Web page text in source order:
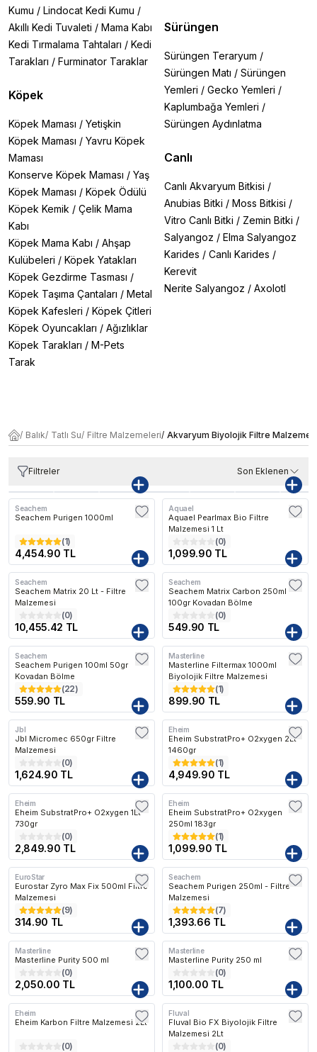
Kumu / Lindocat Kedi Kumu /
Akıllı Kedi Tuvaleti / Mama Kabı
Kedi Tırmalama Tahtaları / Kedi
Tarakları / Furminator Taraklar
Köpek
Köpek Maması / Yetişkin
Köpek Maması / Yavru Köpek
Maması
Konserve Köpek Maması / Yaş
Köpek Maması / Köpek Ödülü
Köpek Kemik / Çelik Mama
Kabı
Köpek Mama Kabı / Ahşap
Kulübeleri / Köpek Yatakları
Köpek Gezdirme Tasması /
Köpek Taşıma Çantaları / Metal
Köpek Kafesleri / Köpek Çitleri
Köpek Oyuncakları / Ağızlıklar
Köpek Tarakları / M-Pets
Tarak
Sürüngen
Sürüngen Teraryum /
Sürüngen Matı / Sürüngen
Yemleri / Gecko Yemleri /
Kaplumbağa Yemleri /
Sürüngen Aydınlatma
Canlı
Canlı Akvaryum Bitkisi /
Anubias Bitki / Moss Bitkisi /
Vitro Canlı Bitki / Zemin Bitki /
Salyangoz / Elma Salyangoz
Karides / Canlı Karides /
Kerevit
Nerite Salyangoz / Axolotl
/ Balık/ Tatlı Su/ Filtre Malzemeleri/ Akvaryum Biyolojik Filtre
Filtreler Son Eklenen
Kargo Bedava
Seachem
Seachem Purigen 1000ml
(1)
4,454.90 TL
Kargo Bedava
Aquael
Aquael Pearlmax Bio Filtre
Malzemesi 1 Lt
(0)
1,099.90 TL
Seachem
Seachem Matrix 20 Lt - Filtre
Malzemesi
(0)
10,455.42 TL
Seachem
Seachem Matrix Carbon 250ml
100gr Kovadan Bölme
(0)
549.90 TL
Seachem
Seachem Purigen 100ml 50gr
Kovadan Bölme
(22)
559.90 TL
Masterline
Masterline Filtermax 1000ml
Biyolojik Filtre Malzemesi
(1)
899.90 TL
Jbl
Jbl Micromec 650gr Filtre
Malzemesi
(0)
1,624.90 TL
Kargo Bedava
Eheim
Eheim SubstratPro+ O2xygen 2Lt
1460gr
(1)
4,949.90 TL
Kargo Bedava
Eheim
Eheim SubstratPro+ O2xygen 1Lt
730gr
(0)
2,849.90 TL
Kargo Bedava
Eheim
Eheim SubstratPro+ O2xygen
250ml 183gr
(1)
1,099.90 TL
EuroStar
Eurostar Zyro Max Fix 500ml Filtre
Malzemesi
(9)
314.90 TL
Kargo Bedava
Seachem
Seachem Purigen 250ml - Filtre
Malzemesi
(7)
1,393.66 TL
Kargo Bedava
Masterline
Masterline Purity 500 ml
(0)
2,050.00 TL
Kargo Bedava
Masterline
Masterline Purity 250 ml
(0)
1,100.00 TL
Eheim
Eheim Karbon Filtre Malzemesi 2Lt
(0)
Kargo Bedava
Fluval
Fluval Bio FX Biyolojik Filtre
Malzemesi 2Lt
(0)